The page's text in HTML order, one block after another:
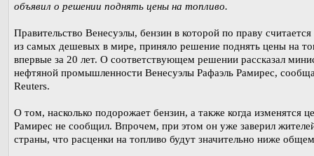
объявил о решении поднять цены на топливо.
Правительство Венесуэлы, бензин в которой по праву
из самых дешевых в мире, приняло решение поднять цены на
впервые за 20 лет. О соответствующем решении рассказал
нефтяной промышленности Венесуэлы Рафаэль Рамирес,
Reuters.
О том, насколько подорожает бензин, а также когда изменятся
Рамирес не сообщил. Впрочем, при этом он уже заверил
страны, что расценки на топливо будут значительно ниже